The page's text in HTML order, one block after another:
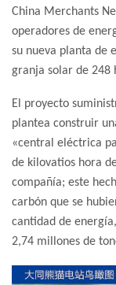
China Merchants
operadores de
su nueva planta de
granja solar de 248
El proyecto
plantea construir
«central eléctrica
de kilovatios hora
compañía; este
carbón que se
cantidad de
2,74 millones de